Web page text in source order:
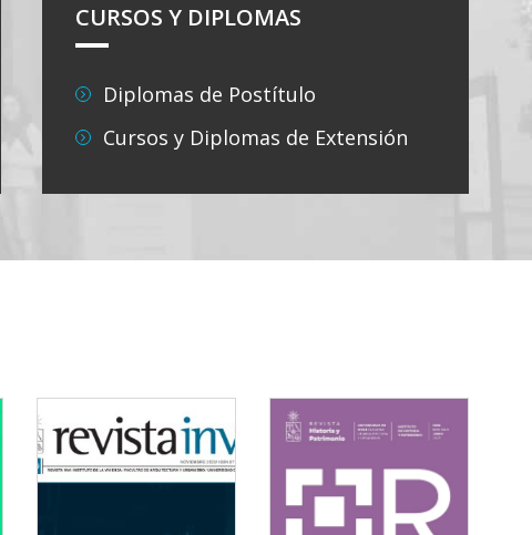
CURSOS Y DIPLOMAS
Diplomas de Postítulo
Cursos y Diplomas de Extensión